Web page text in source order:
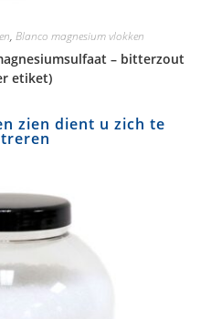
, Blanco magnesium vlokken
– bitterzout
etiket)
zien dient u zich te